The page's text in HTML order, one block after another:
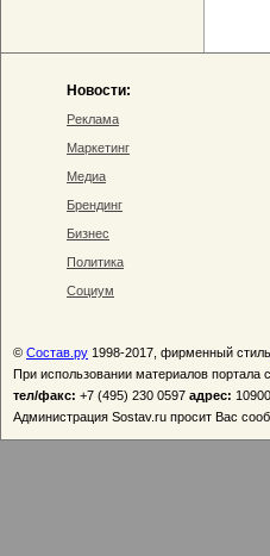
Новости:
Реклама
Маркетинг
Медиа
Брендинг
Бизнес
Политика
Социум
© Состав.ру 1998-2017, фирменный стиль
При использовании материалов портала
тел/факс: +7 (495) 230 0597 адрес:
Администрация Sostav.ru просит Вас